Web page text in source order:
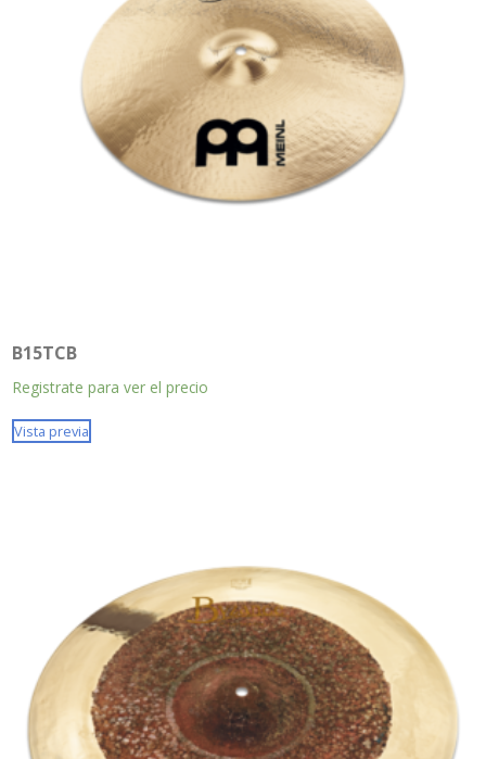
B15TCB
Registrate para ver el precio
Vista previa